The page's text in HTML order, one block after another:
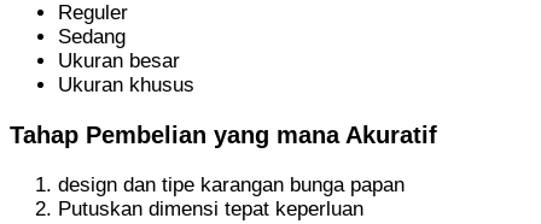
Reguler
Sedang
Ukuran besar
Ukuran khusus
Tahap Pembelian yang mana Akuratif
design dan tipe karangan bunga papan
Putuskan dimensi tepat keperluan